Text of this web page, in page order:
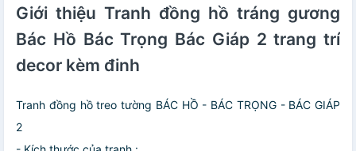
Giới thiệu Tranh đồng hồ tráng gương
Bác Hồ Bác Trọng Bác Giáp 2 trang trí
decor kèm đinh
Tranh đồng hồ treo tường BÁC HỒ - BÁC TRỌNG - BÁC GIÁP
2